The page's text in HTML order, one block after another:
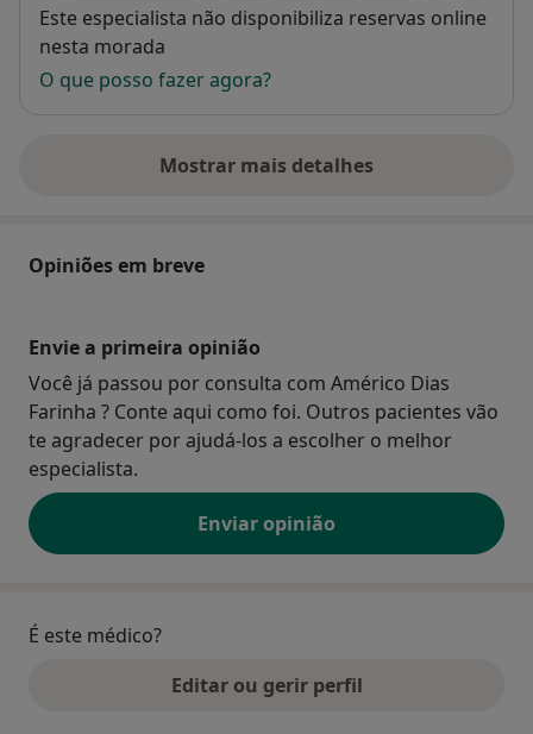
Disponibilidade
Este especialista não disponibiliza reservas online
nesta morada
O que posso fazer agora?
Mostrar mais detalhes
sobre o endereço
Opiniões em breve
Envie a primeira opinião
Você já passou por consulta com Américo Dias
Farinha ? Conte aqui como foi. Outros pacientes vão
te agradecer por ajudá-los a escolher o melhor
especialista.
Enviar opinião
É este médico?
Editar ou gerir perfil